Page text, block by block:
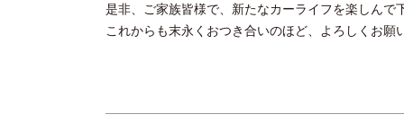
是非、ご家族皆様で、新たなカーライフを楽しんで
これからも末永くおつき合いのほど、よろしくお願